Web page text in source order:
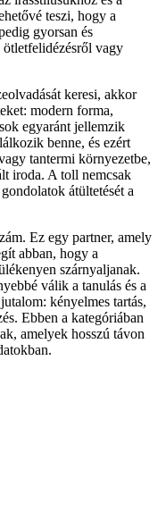
teszi, hogy a
gyorsan és
ötletfelidézésről vagy
keresi, akkor
modern forma,
egyaránt jellemzik
benne, és ezért
tantermi környezetbe,
iroda. A toll nemcsak
átültetését a
Ez egy partner, amely
abban, hogy a
szárnyaljanak.
válik a tanulás és a
kényelmes tartás,
Ebben a kategóriában
amelyek hosszú távon